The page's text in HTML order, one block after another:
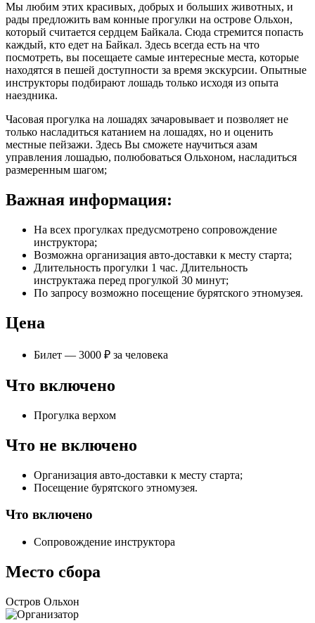
Мы любим этих красивых, добрых и больших животных, и
рады предложить вам конные прогулки на острове Ольхон,
который считается сердцем Байкала. Сюда стремится попасть
каждый, кто едет на Байкал. Здесь всегда есть на что
посмотреть, вы посещаете самые интересные места, которые
находятся в пешей доступности за время экскурсии. Опытные
инструкторы подбирают лошадь только исходя из опыта
наездника.
Часовая прогулка на лошадях зачаровывает и позволяет не
только насладиться катанием на лошадях, но и оценить
местные пейзажи. Здесь Вы сможете научиться азам
управления лошадью, полюбоваться Ольхоном, насладиться
размеренным шагом;
Важная информация:
На всех прогулках предусмотрено сопровождение
инструктора;
Возможна организация авто-доставки к месту старта;
Длительность прогулки 1 час. Длительность
инструктажа перед прогулкой 30 минут;
По запросу возможно посещение бурятского этномузея.
Цена
Билет — 3000 ₽ за человека
Что включено
Прогулка верхом
Что не включено
Организация авто-доставки к месту старта;
Посещение бурятского этномузея.
Что включено
Сопровождение инструктора
Место сбора
Остров Ольхон